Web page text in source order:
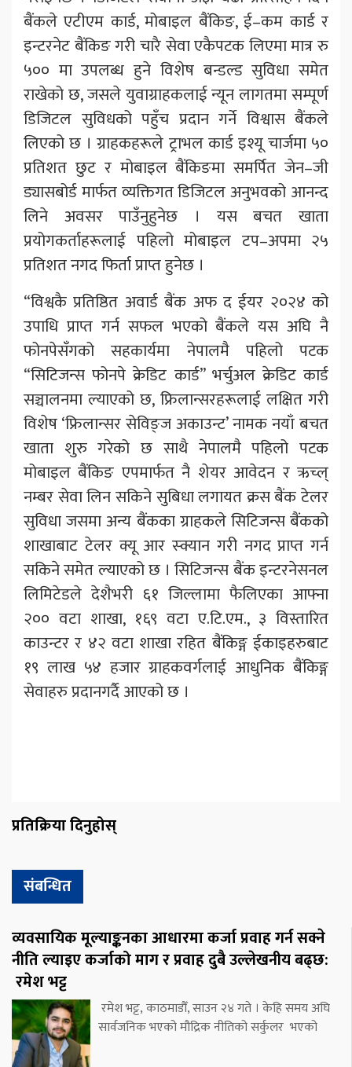
बैंकले एटीएम कार्ड, मोबाइल बैंकिङ, ई–कम कार्ड र
इन्टरनेट बैंकिङ गरी चारै सेवा एकैपटक लिएमा मात्र रु
५०० मा उपलब्ध हुने विशेष बन्डल्ड सुविधा समेत
राखेको छ, जसले युवाग्राहकलाई न्यून लागतमा सम्पूर्ण
डिजिटल सुविधको पहुँच प्रदान गर्ने विश्वास बैंकले
लिएको छ । ग्राहकहरूले ट्राभल कार्ड इश्यू चार्जमा ५०
प्रतिशत छुट र मोबाइल बैंकिङमा समर्पित जेन–जी
ड्यासबोर्ड मार्फत व्यक्तिगत डिजिटल अनुभवको आनन्द
लिने अवसर पाउँनुहुनेछ । यस बचत खाता
प्रयोगकर्ताहरूलाई पहिलो मोबाइल टप–अपमा २५
प्रतिशत नगद फिर्ता प्राप्त हुनेछ ।
“विश्वकै प्रतिष्ठित अवार्ड बैंक अफ द ईयर २०२४ को
उपाधि प्राप्त गर्न सफल भएको बैंकले यस अघि नै
फोनपेसँगको सहकार्यमा नेपालमै पहिलो पटक
“सिटिजन्स फोनपे क्रेडिट कार्ड” भर्चुअल क्रेडिट कार्ड
सञ्चालनमा ल्याएको छ, फ्रिलान्सरहरूलाई लक्षित गरी
विशेष ‘फ्रिलान्सर सेविङ्ज अकाउन्ट’ नामक नयाँ बचत
खाता शुरु गरेको छ साथै नेपालमै पहिलो पटक
मोबाइल बैंकिङ एपमार्फत नै शेयर आवेदन र ऋच्ल्
नम्बर सेवा लिन सकिने सुबिधा लगायत क्रस बैंक टेलर
सुविधा जसमा अन्य बैंकका ग्राहकले सिटिजन्स बैंकको
शाखाबाट टेलर क्यू आर स्क्यान गरी नगद प्राप्त गर्न
सकिने समेत ल्याएको छ । सिटिजन्स बैंक इन्टरनेसनल
लिमिटेडले देशैभरी ६१ जिल्लामा फैलिएका आफ्ना
२०० वटा शाखा, १६९ वटा ए.टि.एम., ३ विस्तारित
काउन्टर र ४२ वटा शाखा रहित बैंकिङ्ग ईकाइहरुबाट
१९ लाख ५४ हजार ग्राहकवर्गलाई आधुनिक बैंकिङ्ग
सेवाहरु प्रदानगर्दै आएको छ ।
प्रतिक्रिया दिनुहोस्
संबन्धित
व्यवसायिक मूल्याङ्कनका आधारमा कर्जा प्रवाह गर्न सक्ने
नीति ल्याइए कर्जाको माग र प्रवाह दुबै उल्लेखनीय बढ्छ:
रमेश भट्ट
रमेश भट्ट, काठमाडौँ, साउन २४ गते । केहि समय अघि
सार्वजनिक भएको मौद्रिक नीतिको सर्कुलर भएको